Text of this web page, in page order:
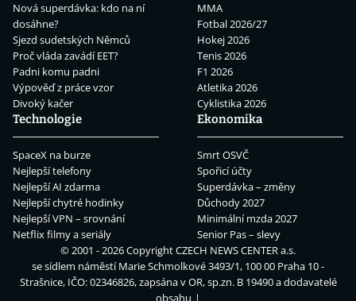
Nová superdávka: kdo na ní
dosáhne?
Sjezd sudetských Němců
Proč vláda zavádí EET?
Padni komu padni
Výpověď z práce vzor
Divoký kačer
MMA
Fotbal 2026/27
Hokej 2026
Tenis 2026
F1 2026
Atletika 2026
Cyklistika 2026
Technologie
SpaceX na burze
Nejlepší telefony
Nejlepší AI zdarma
Nejlepší chytré hodinky
Nejlepší VPN – srovnání
Netflix filmy a seriály
Ekonomika
Smrt OSVČ
Spořicí účty
Superdávka – změny
Důchody 2027
Minimální mzda 2027
Senior Pas – slevy
© 2001 - 2026 CopyrightCZECH NEWS CENTER a.s.
se sídlem náměstí Marie Schmolkové 3493/1, 100 00 Praha 10 -
Strašnice, IČO: 02346826, zapsána v OR, sp.zn. B 19490 a dodavatelé
obsahu